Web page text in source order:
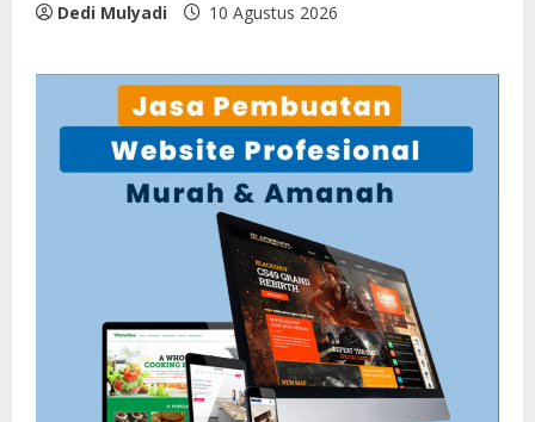
Dedi Mulyadi 10 Agustus 2026